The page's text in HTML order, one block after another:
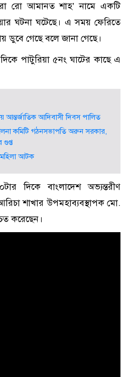
রো আমানত শাহ’ নামে একটি
ঘটনা ঘটেছে। এ সময় ফেরিতে
ডুবে গেছে বলে জানা গেছে।
পাটুরিয়া ৫নং ঘাটের কাছে এ
আন্তর্জাতিক আদিবাসী দিবস পালিত
কমিটি গঠনসভাপতি অরুন সরকার,
গুপ্ত
আটক
দিকে বাংলাদেশ অভ্যন্তরীণ
শাখার উপমহাব্যবস্থাপক মো.
করেছেন।